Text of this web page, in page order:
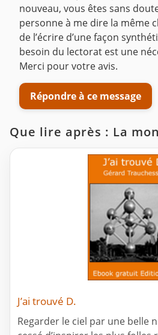
nouveau, vous êtes sans
personne à me dire la même
de l’écrire d’une façon
besoin du lectorat est une
Merci pour votre avis.
Répondre à ce message
Que lire après : La
J’ai trouvé D.
Regarder le ciel par une belle